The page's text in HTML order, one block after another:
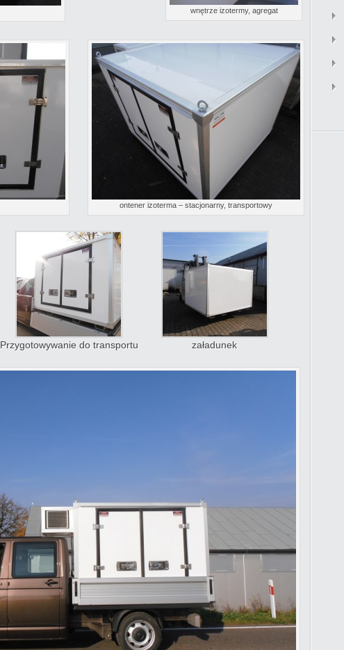
wnętrze izotermy, agregat
ontener izoterma – stacjonarny, transportowy
Przygotowywanie do transportu załadunek